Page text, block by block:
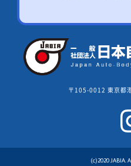
〒105-0012 東京都
(c)2020 JABIA.